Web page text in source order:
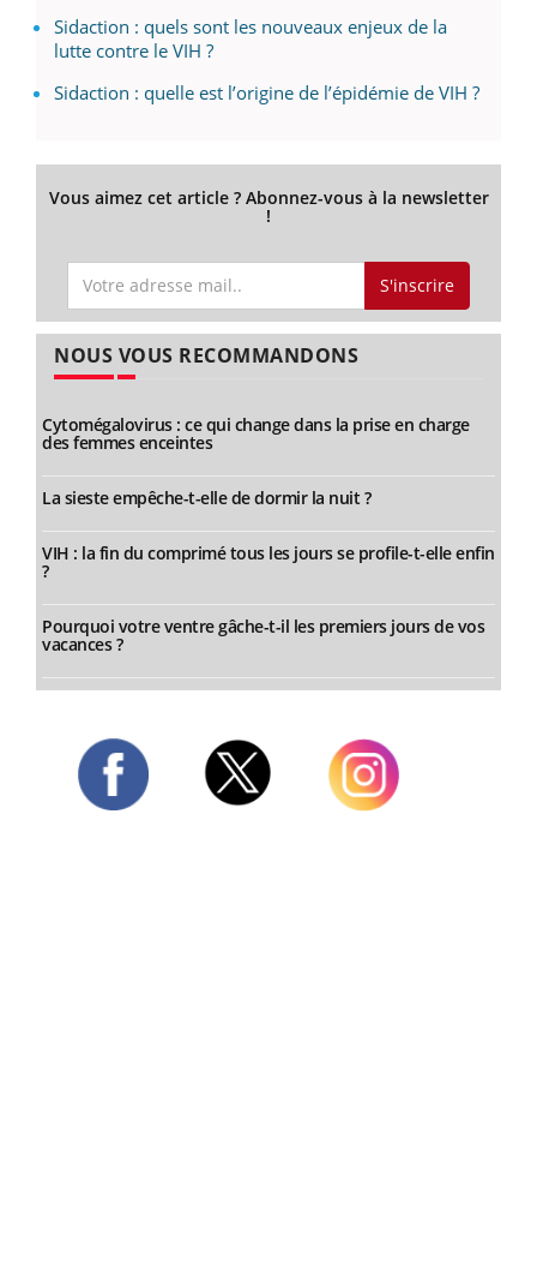
Sidaction : quels sont les nouveaux enjeux de la
lutte contre le VIH ?
Sidaction : quelle est l’origine de l’épidémie de VIH ?
Vous aimez cet article ? Abonnez-vous à la newsletter
!
S'inscrire
NOUS VOUS RECOMMANDONS
Cytomégalovirus : ce qui change dans la prise en charge
des femmes enceintes
La sieste empêche-t-elle de dormir la nuit ?
VIH : la fin du comprimé tous les jours se profile-t-elle enfin
?
Pourquoi votre ventre gâche-t-il les premiers jours de vos
vacances ?